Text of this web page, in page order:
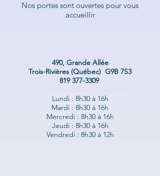
Nos portes sont ouvertes pour vous
accueillir
490, Grande Allée
Trois-Rivières (Québec) G9B 7S3
819 377-3309
Lundi : 8h30 à 16h
Mardi : 8h30 à 16h
Mercredi : 8h30 à 16h
Jeudi : 8h30 à 16h
Vendredi : 8h30 à 12h